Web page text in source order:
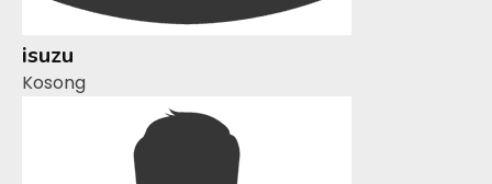
isuzu
Kosong